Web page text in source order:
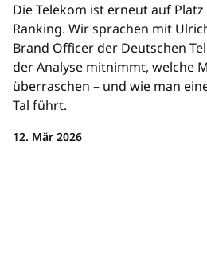
Die Telekom ist erneut auf
Ranking. Wir sprachen mit
Brand Officer der Deutschen
der Analyse mitnimmt, welche
überraschen – und wie man
Tal führt.
12. Mär 2026